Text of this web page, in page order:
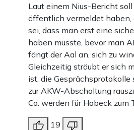
Laut einem Nius-Bericht
öffentlich vermeldet haben,
sei, dass man erst eine
haben müsste, bevor man
fängt der Aal an, sich zu
Gleichzeitig sträubt er sich
ist, die
zur AKW-Abschaltung
Co. werden für Habeck zum
19